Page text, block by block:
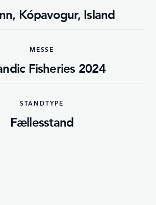
Kópavogur, Island
MESSE
Fisheries 2024
STANDTYPE
Fællesstand